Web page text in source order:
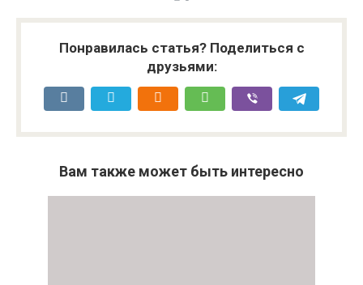
Понравилась статья? Поделиться с
друзьями:
Вам также может быть интересно